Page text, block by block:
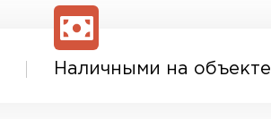
Наличными на объекте